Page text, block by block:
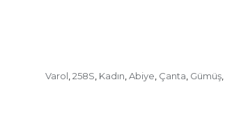
Varol, 258S, Kadın, Abiye, Çanta, Gümüş,